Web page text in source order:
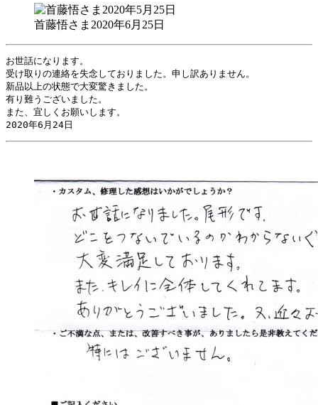
首藤悟さま2020年6月25日
お世話になります。
受け取りの連絡を失念しておりました。申し訳ありません。
新品以上の状態で大変驚きました。
有り難うございました。
また、宜しくお願いします。
2020年6月24日